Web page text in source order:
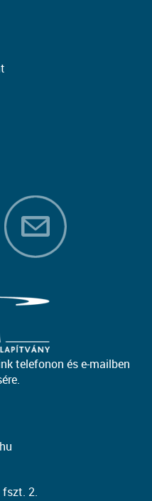
telefonon és e-mailben
fszt. 2.